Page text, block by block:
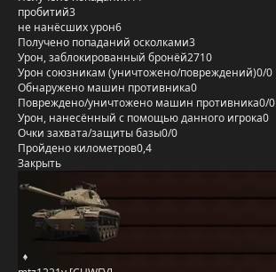
пробитий3
не нанёсших урон6
Получено попаданий осколками3
Урон, заблокированный бронёй2710
Урон союзникам (уничтожено/повреждений)0/0
Обнаружено машин противника0
Повреждено/уничтожено машин противника0/0
Урон, нанесённый с помощью данного игрока0
Очки захвата/защиты базы0/0
Пройдено километров0,4
Закрыть